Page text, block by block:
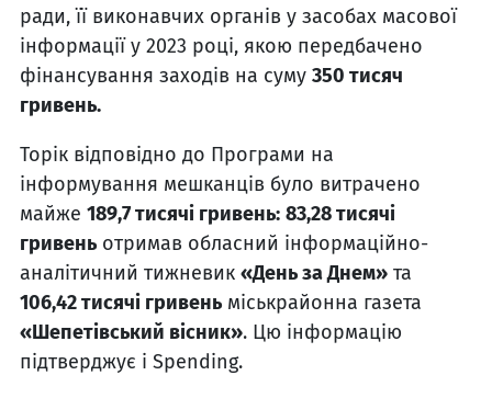
ради, її виконавчих органів у засобах масової
інформації у 2023 році, якою передбачено
фінансування заходів на суму 350 тисяч
гривень.
Торік відповідно до Програми на
інформування мешканців було витрачено
майже 189,7 тисячі гривень: 83,28 тисячі
гривень отримав обласний інформаційно-
аналітичний тижневик «День за Днем» та
106,42 тисячі гривень міськрайонна газета
«Шепетівський вісник». Цю інформацію
підтверджує і Spending.